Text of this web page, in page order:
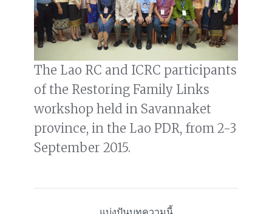
The Lao RC and ICRC participants
of the Restoring Family Links
workshop held in Savannaket
province, in the Lao PDR, from 2-3
September 2015.
แบ่งปันบทความนี้